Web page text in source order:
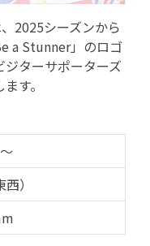
2025シーズンから
a Stunner」のロゴ
ターサポーターズ
す。
）